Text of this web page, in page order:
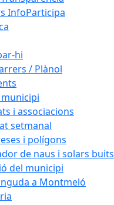
InfoParticipa
hi
/ Plànol
i associacions
setmanal
i polígons
de naus i solars buits
del municipi
a Montmeló